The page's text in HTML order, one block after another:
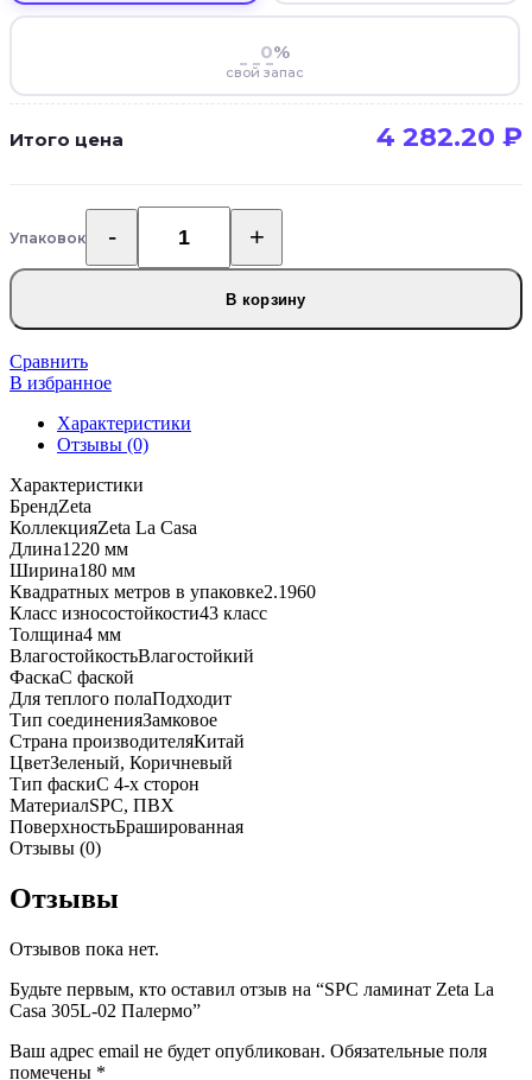
%
свой запас
Итого цена 4 282.20 ₽
УпаковокКоличество
товара
Zeta
La
Casa
02
Палермо
В корзину
Сравнить
В избранное
Характеристики
Отзывы (0)
Характеристики
БрендZeta
КоллекцияZeta La Casa
Длина1220 мм
Ширина180 мм
Квадратных метров в упаковке2.1960
Класс износостойкости43 класс
Толщина4 мм
ВлагостойкостьВлагостойкий
ФаскаС фаской
Для теплого полаПодходит
Тип соединенияЗамковое
Страна производителяКитай
ЦветЗеленый, Коричневый
Тип фаскиС 4-х сторон
МатериалSPC, ПВХ
ПоверхностьБрашированная
Отзывы (0)
Отзывы
Отзывов пока нет.
Будьте первым, кто оставил отзыв на “SPC ламинат Zeta La
Casa 305L-02 Палермо”
Ваш адрес email не будет опубликован. Обязательные поля
помечены *